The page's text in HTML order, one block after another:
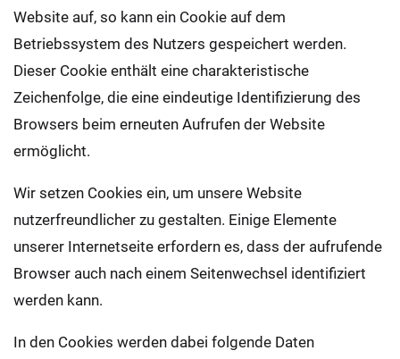
Website auf, so kann ein Cookie auf dem
Betriebssystem des Nutzers gespeichert werden.
Dieser Cookie enthält eine charakteristische
Zeichenfolge, die eine eindeutige Identifizierung des
Browsers beim erneuten Aufrufen der Website
ermöglicht.
Wir setzen Cookies ein, um unsere Website
nutzerfreundlicher zu gestalten. Einige Elemente
unserer Internetseite erfordern es, dass der aufrufende
Browser auch nach einem Seitenwechsel identifiziert
werden kann.
In den Cookies werden dabei folgende Daten